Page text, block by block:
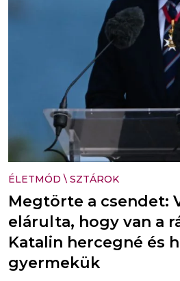
ÉLETMÓD \ SZTÁROK
Megtörte a csendet:
elárulta, hogy van a
Katalin hercegné és
gyermekük